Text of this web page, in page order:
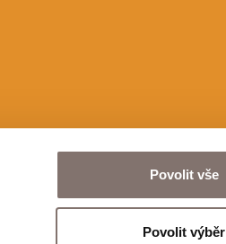
Povolit vše
Povolit výběr